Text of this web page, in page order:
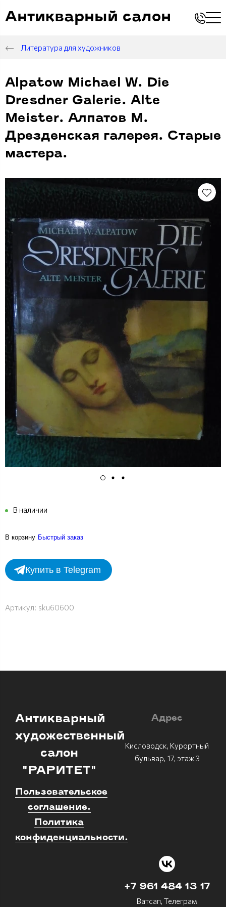
Антикварный салон
Литература для художников
Alpatow Michael W. Die
Dresdner Galerie. Alte
Meister. Алпатов М.
Дрезденская галерея. Старые
мастера.
В наличии
В корзину Быстрый заказ
Купить в Telegram
Артикул: sku60600
Антикварный
художественный
салон
"РАРИТЕТ"
Пользовательское
соглашение.
Политика
конфиденциальности.
Адрес
Кисловодск, Курортный
бульвар, 17, этаж 3
+7 961 484 13 17
Ватсап, Телеграм